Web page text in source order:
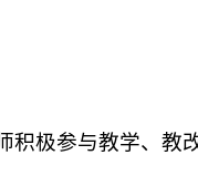
积极参与教学、教